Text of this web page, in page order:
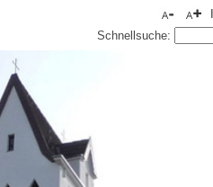
Schnellsuche: